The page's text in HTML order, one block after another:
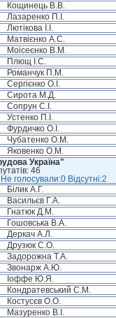
Кощинець В.В.
Лазаренко П.І.
Лютікова І.І.
Матвієнко А.С.
Моісеєнко В.М.
Плющ І.С.
Романчук П.М.
Сергієнко О.І.
Сирота М.Д.
Сопрун С.І.
Устенко П.І.
Фурдичко О.І.
Чубатенко О.М.
Яковенко О.М.
Україна"
46
голосували:0 Відсутні:2
Білик А.Г.
Васильєв Г.А.
Гнатюк Д.М.
Гошовська В.А.
Деркач А.Л.
Друзюк С.О.
Задорожна Т.А.
Звонарж А.Ю.
Іоффе Ю.Я.
Кондратевський С.М.
Костусєв О.О.
Мазуренко В.І.